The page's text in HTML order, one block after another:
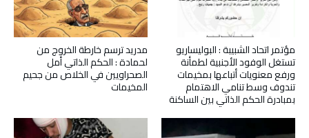
مدريد ترسم خارطة الخروج من
لحمادة : الحكم الذاتي أمل
الصحراويين في الخلاص من جحيم
المخيمات
مؤتمر اتحاد الشبيبة : البوليساريو
تستغل الوفود الأجنبية لطمأنة
ورفع معنويات أتباعها بمخيمات
تندوف وسط تنامي الاهتمام
بمبادرة الحكم الذاتي بين الساكنة